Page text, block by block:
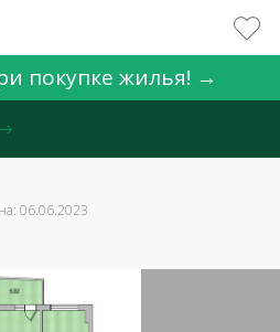
покупке жилья! →
06.06.2023